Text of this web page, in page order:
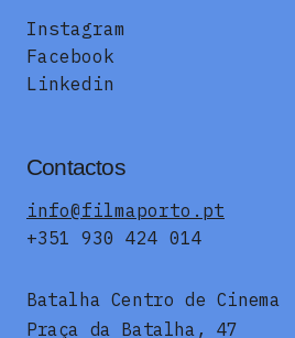
Instagram
Facebook
Linkedin
Contactos
info@filmaporto.pt
+351 930 424 014
Batalha Centro de Cinema
Praça da Batalha, 47